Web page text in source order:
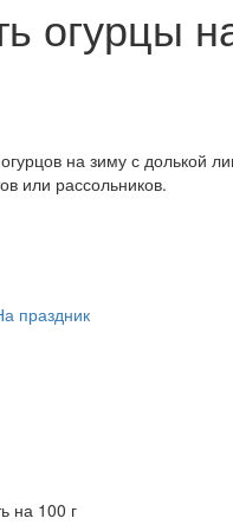
огурцы
на зиму с долькой
или рассольников.
праздник
на 100 г